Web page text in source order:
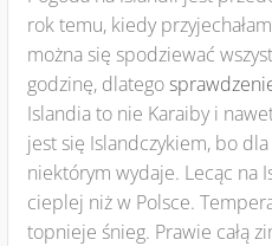
rok temu, kiedy
można się spodziewać
godzinę, dlatego
Islandia to nie Karaiby i
jest się Islandczykiem, bo
niektórym wydaje. Lecąc na
cieplej niż w Polsce.
topnieje śnieg. Prawie całą